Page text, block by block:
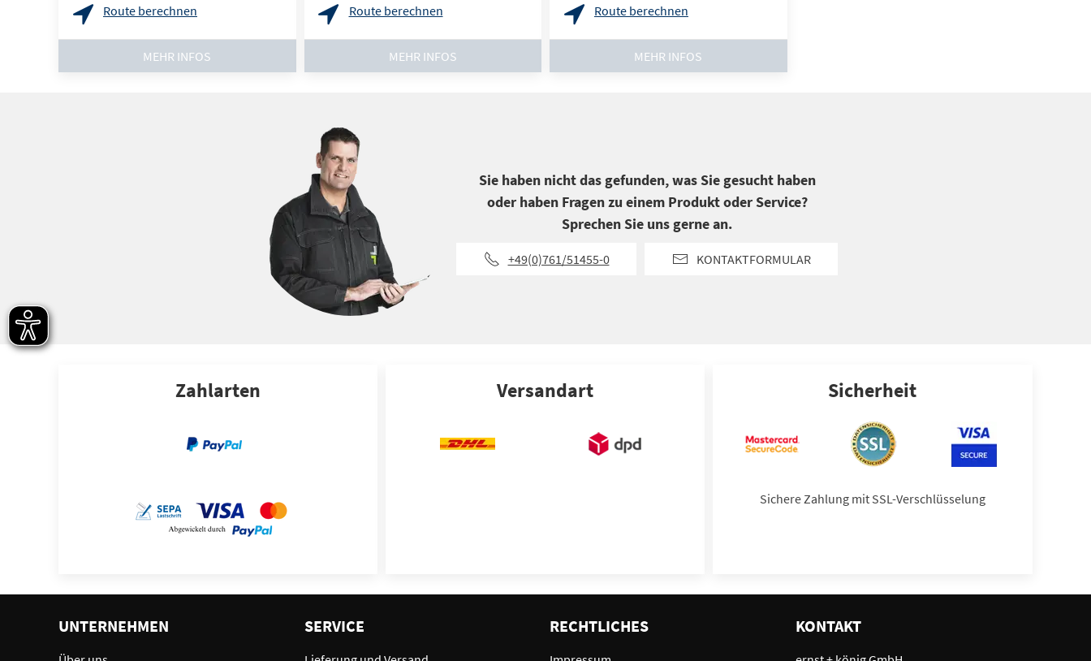
Route berechnen
MEHR INFOS
Route berechnen
MEHR INFOS
Route berechnen
MEHR INFOS
Sie haben nicht das gefunden, was Sie gesucht haben
oder haben Fragen zu einem Produkt oder Service?
Sprechen Sie uns gerne an.
+49(0)761/51455-0 KONTAKTFORMULAR
Zahlarten Versandart Sicherheit
Sichere Zahlung mit SSL-Verschlüsselung
UNTERNEHMEN SERVICE RECHTLICHES KONTAKT